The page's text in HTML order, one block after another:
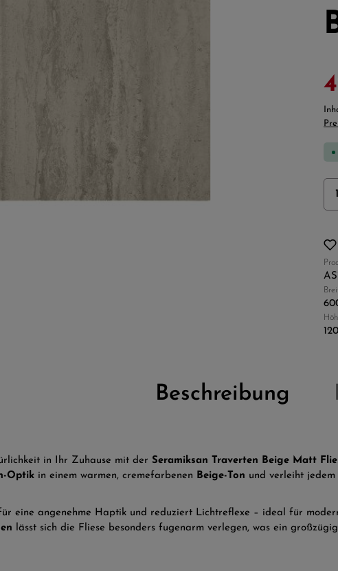
Beschreibung
in Ihr Zuhause mit der Seramiksan Traverten Beige Matt
Optik in einem warmen, cremefarbenen Beige-Ton und verleiht jedem
eine angenehme Haptik und reduziert Lichtreflexe – ideal für
lässt sich die Fliese besonders fugenarm verlegen, was ein